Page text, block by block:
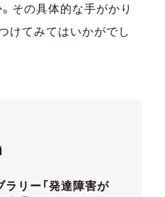
その具体的な手がかり
けてみてはいかがでし
リー「発達障害が